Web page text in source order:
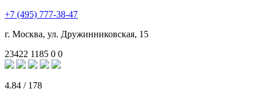
+7 (495) 777-38-47
г. Москва, ул. Дружинниковская, 15
23422 1185 0 0
4.84 / 178